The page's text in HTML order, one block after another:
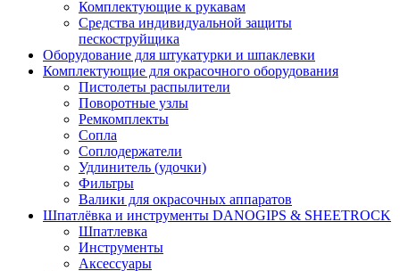
Комплектующие к рукавам
Средства индивидуальной защиты
пескоструйщика
Оборудование для штукатурки и шпаклевки
Комплектующие для окрасочного оборудования
Пистолеты распылители
Поворотные узлы
Ремкомплекты
Сопла
Соплодержатели
Удлинитель (удочки)
Фильтры
Валики для окрасочных аппаратов
Шпатлёвка и инструменты DANOGIPS & SHEETROCK
Шпатлевка
Инструменты
Аксессуары